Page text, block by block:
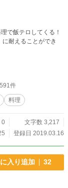
で飯テロしてくる！
に耐えることができ
件
料理
0
文字数 3,217
登録日 2019.03.16
入り追加 32